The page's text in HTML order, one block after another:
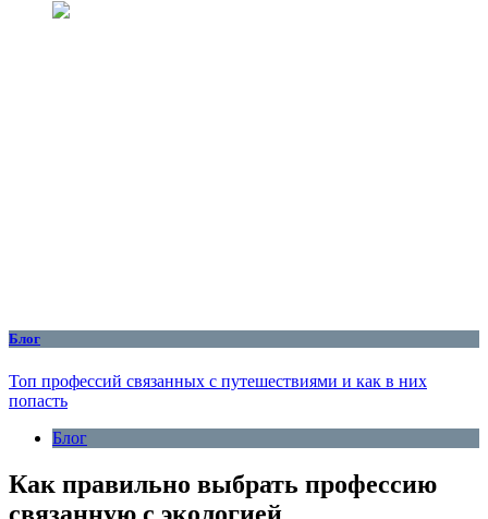
Блог
Топ профессий связанных с путешествиями и как в них
попасть
Блог
Как правильно выбрать профессию